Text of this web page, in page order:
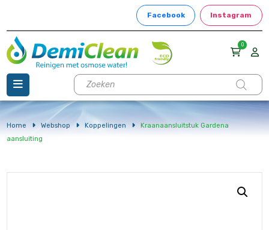
Facebook Instagram
0
Producten
zoeken
Home Webshop Koppelingen
Kraanaansluitstuk Gardena
aansluiting